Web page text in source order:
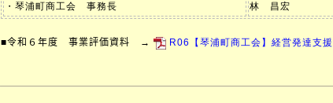
・琴浦町商工会 事務長
林 昌宏
■令和６年度 事業評価資料 → R06【琴浦町商工会】経営発達支